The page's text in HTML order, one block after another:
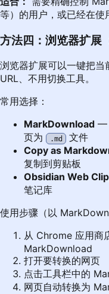
等）的用户，或已经在使
方法四：浏览器扩展
浏览器扩展可以一键把
URL、不用切换工具。
常用选择：
MarkDownload —
页为
.md
文件
Copy as
复制到剪贴板
Obsidian Web
笔记库
使用步骤（以
从 Chrome 应用商
MarkDownload
打开要转换的网页
点击工具栏中的
网页自动转换为